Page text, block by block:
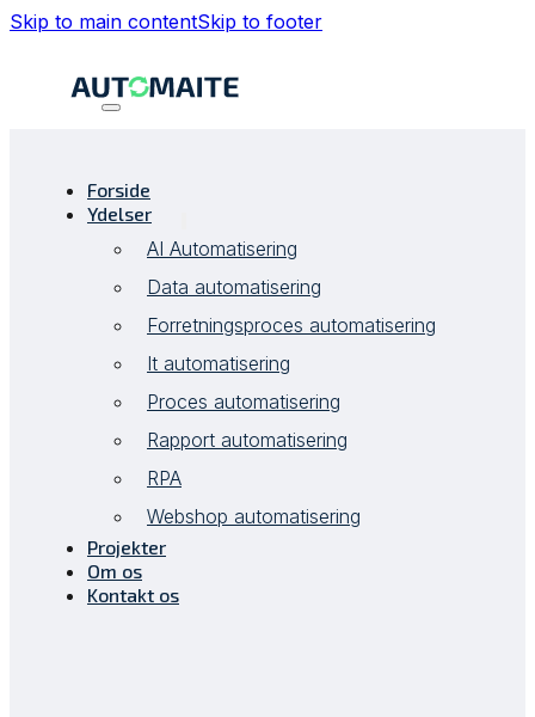
Skip to main contentSkip to footer
Forside
Ydelser
AI Automatisering
Data automatisering
Forretningsproces automatisering
It automatisering
Proces automatisering
Rapport automatisering
RPA
Webshop automatisering
Projekter
Om os
Kontakt os